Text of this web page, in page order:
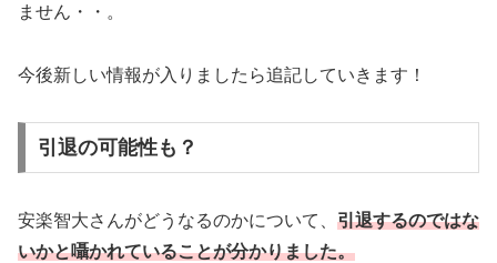
ません・・。
今後新しい情報が入りましたら追記していきます！
引退の可能性も？
安楽智大さんがどうなるのかについて、 引退するのではな
いかと囁かれていることが分かりました。